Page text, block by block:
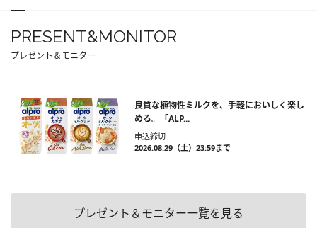
PRESENT&MONITOR
プレゼント＆モニター
良質な植物性ミルクを、手軽においしく楽し
める。「ALP...
申込締切
2026.08.29（土）23:59まで
プレゼント＆モニター一覧を見る